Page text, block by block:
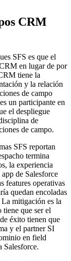
CRM
SFS es que el
en lugar de por
tiene la
y la relación
de campo
un participante en
el despliegue
de
de campo.
SFS reportan
termina
la experiencia
de Salesforce
features operativas
quedan encoladas
mitigación es la
tiene que ser el
éxito tienen que
y el partner SI
en field
Salesforce.